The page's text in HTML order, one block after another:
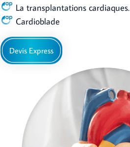
La transplantations cardiaques.
Cardioblade
Devis Express